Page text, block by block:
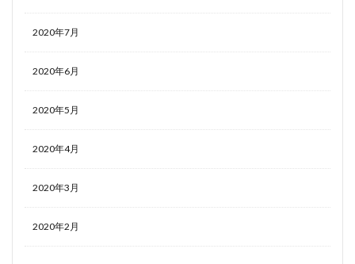
2020年7月
2020年6月
2020年5月
2020年4月
2020年3月
2020年2月